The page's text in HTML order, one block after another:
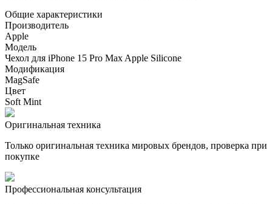
Общие характеристики
Производитель
Apple
Модель
Чехол для iPhone 15 Pro Max Apple Silicone
Модификация
MagSafe
Цвет
Soft Mint
Оригинальная техника
Только оригинальная техника мировых брендов, проверка при
покупке
Профессиональная консультация